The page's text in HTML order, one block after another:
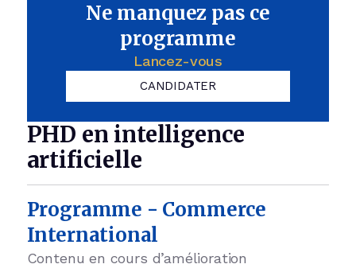
Ne manquez pas ce
programme
Lancez-vous
CANDIDATER
PHD en intelligence
artificielle
Programme - Commerce
International
Contenu en cours d’amélioration